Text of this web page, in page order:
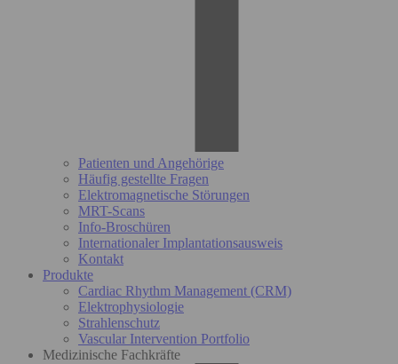
Patienten und Angehörige
Häufig gestellte Fragen
Elektromagnetische Störungen
MRT-Scans
Info-Broschüren
Internationaler Implantationsausweis
Kontakt
Produkte
Cardiac Rhythm Management (CRM)
Elektrophysiologie
Strahlenschutz
Vascular Intervention Portfolio
Medizinische Fachkräfte